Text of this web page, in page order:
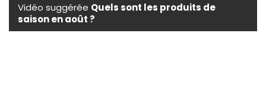
Vidéo suggérée Quels sont les produits de
saison en août ?